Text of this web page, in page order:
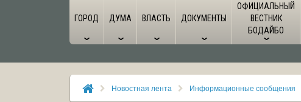
ГОРОД ДУМА ВЛАСТЬ ДОКУМЕНТЫ
ОФИЦИАЛЬНЫЙ
ВЕСТНИК
БОДАЙБО
Новостная лента Информационные сообщения